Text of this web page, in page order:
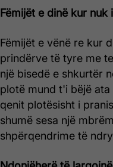
Fëmijët e dinë kur
Fëmijët e vënë re kur
prindërve të tyre me
një bisedë e shkurtër
plotë mund t'i bëjë
qenit plotësisht i
shumë sesa një
shpërqendrime të